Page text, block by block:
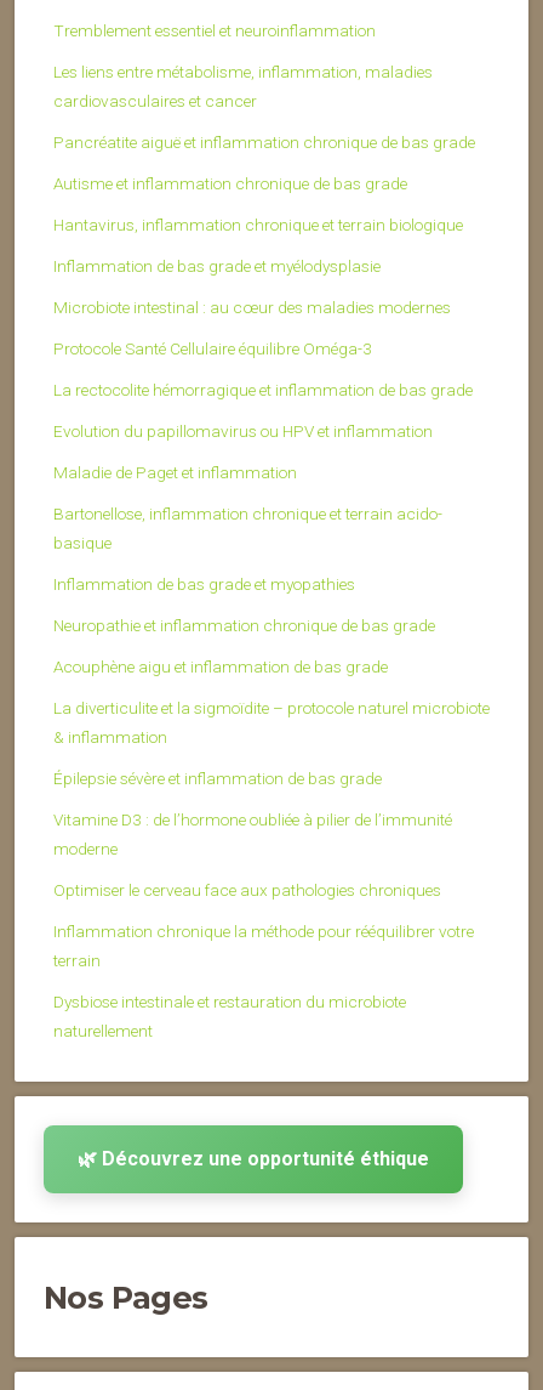
Tremblement essentiel et neuroinflammation
Les liens entre métabolisme, inflammation, maladies
cardiovasculaires et cancer
Pancréatite aiguë et inflammation chronique de bas grade
Autisme et inflammation chronique de bas grade
Hantavirus, inflammation chronique et terrain biologique
Inflammation de bas grade et myélodysplasie
Microbiote intestinal : au cœur des maladies modernes
Protocole Santé Cellulaire équilibre Oméga-3
La rectocolite hémorragique et inflammation de bas grade
Evolution du papillomavirus ou HPV et inflammation
Maladie de Paget et inflammation
Bartonellose, inflammation chronique et terrain acido-
basique
Inflammation de bas grade et myopathies
Neuropathie et inflammation chronique de bas grade
Acouphène aigu et inflammation de bas grade
La diverticulite et la sigmoïdite – protocole naturel microbiote
& inflammation
Épilepsie sévère et inflammation de bas grade
Vitamine D3 : de l’hormone oubliée à pilier de l’immunité
moderne
Optimiser le cerveau face aux pathologies chroniques
Inflammation chronique la méthode pour rééquilibrer votre
terrain
Dysbiose intestinale et restauration du microbiote
naturellement
🌿 Découvrez une opportunité éthique
Nos Pages